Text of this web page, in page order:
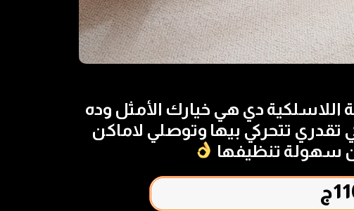
دي هي خيارك الأمثل وده
تتحركي بيها وتوصلي لاماكن
سهولة تنظيفها